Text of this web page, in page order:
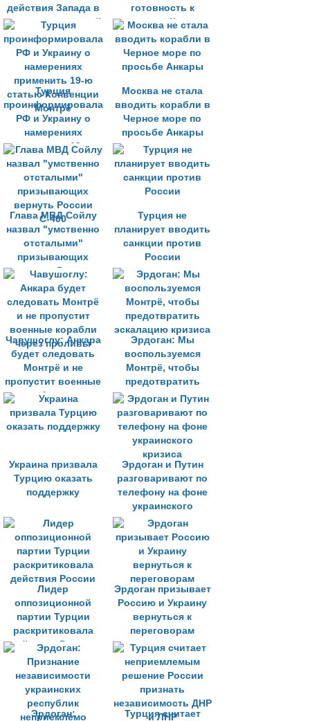
действия Запада в
отношении русской
культуры
готовность к
диалогу с Киевом
Турция
проинформировала
РФ и Украину о
намерениях
применить 19-ю
статью Конвенции
Монтрё
Москва не стала
вводить корабли в
Черное море по
просьбе Анкары
Глава МВД Сойлу
назвал "умственно
отсталыми"
призывающих
вернуть России
С-400
Турция не
планирует вводить
санкции против
России
Чавушоглу: Анкара
будет следовать
Монтрё и не
пропустит военные
корабли через
проливы
Эрдоган: Мы
воспользуемся
Монтрё, чтобы
предотвратить
эскалацию кризиса
Украина призвала
Турцию оказать
поддержку
Эрдоган и Путин
разговаривают по
телефону на фоне
украинского
кризиса
Лидер
оппозиционной
партии Турции
раскритиковала
действия России
Эрдоган призывает
Россию и Украину
вернуться к
переговорам
Эрдоган: Турция считает